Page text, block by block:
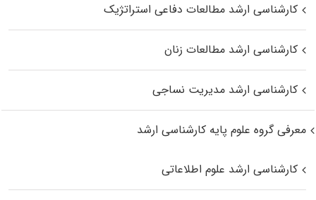
کارشناسی ارشد مطالعات دفاعی استراتژیک
کارشناسی ارشد مطالعات زنان
کارشناسی ارشد مدیریت نساجی
معرفی گروه علوم پایه کارشناسی ارشد
کارشناسی ارشد علوم اطلاعاتی